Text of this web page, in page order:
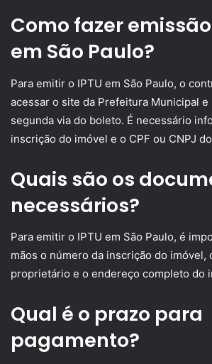
Como fazer emissão
em São Paulo?
Para emitir o IPTU em São Paulo, o
acessar o site da Prefeitura Municipal e
segunda via do boleto. É necessário
inscrição do imóvel e o CPF ou CNPJ
Quais são os
necessários?
Para emitir o IPTU em São Paulo, é
mãos o número da inscrição do imóvel,
proprietário e o endereço completo do
Qual é o prazo para
pagamento?